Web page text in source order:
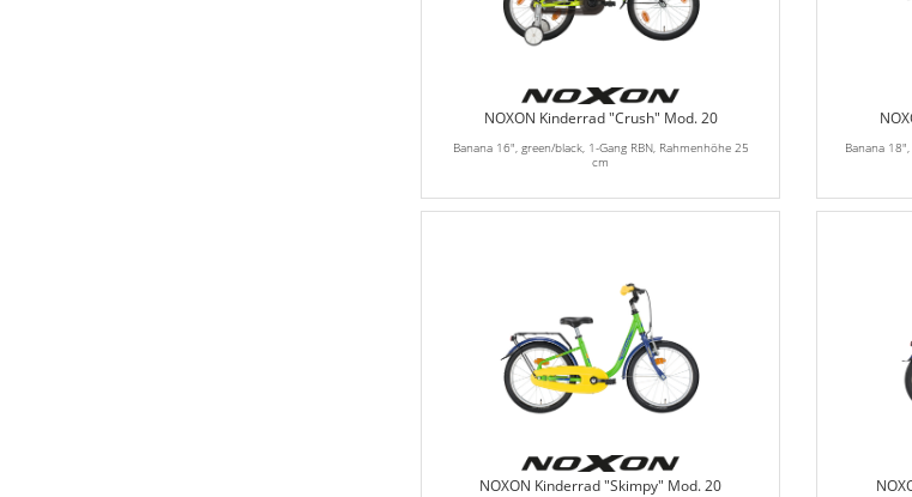
NOXON Kinderrad "Crush" Mod. 20
Banana 16", green/black, 1-Gang RBN, Rahmenhöhe 25
cm
Banana
NOXON Kinderrad "Skimpy" Mod. 20